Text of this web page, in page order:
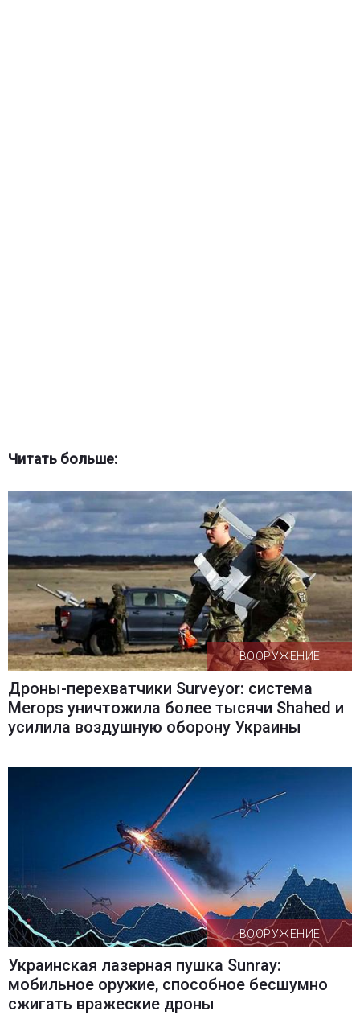
Читать больше:
ВООРУЖЕНИЕ
Дроны-перехватчики Surveyor: система
Merops уничтожила более тысячи Shahed и
усилила воздушную оборону Украины
ВООРУЖЕНИЕ
Украинская лазерная пушка Sunray:
мобильное оружие, способное бесшумно
сжигать вражеские дроны